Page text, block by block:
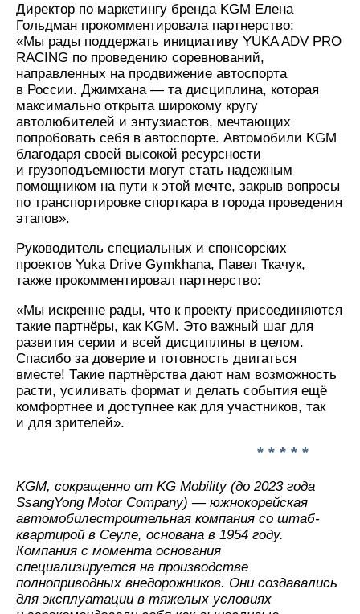
Директор по маркетингу бренда KGM Елена
Гольдман прокомментировала партнерство:
«Мы рады поддержать инициативу YUKA ADV PRO
RACING по проведению соревнований,
направленных на продвижение автоспорта
в России. Джимхана — та дисциплина, которая
максимально открыта широкому кругу
автолюбителей и энтузиастов, мечтающих
попробовать себя в автоспорте. Автомобили KGM
благодаря своей высокой ресурсности
и грузоподъемности могут стать надежным
помощником на пути к этой мечте, закрыв вопросы
по транспортировке спорткара в города проведения
этапов».
Руководитель специальных и спонсорских
проектов Yuka Drive Gymkhana, Павел Ткачук,
также прокомментировал партнерство:
«Мы искренне рады, что к проекту присоединяются
такие партнёры, как KGM. Это важный шаг для
развития серии и всей дисциплины в целом.
Спасибо за доверие и готовность двигаться
вместе! Такие партнёрства дают нам возможность
расти, усиливать формат и делать события ещё
комфортнее и доступнее как для участников, так
и для зрителей».
* * * * *
KGM, сокращенно от KG Mobility (до 2023 года
SsangYong Motor Company) — южнокорейская
автомобилестроительная компания со штаб-
квартирой в Сеуле, основана в 1954 году.
Компания с момента основания
специализируется на производстве
полноприводных внедорожников. Они создавались
для эксплуатации в тяжелых условиях